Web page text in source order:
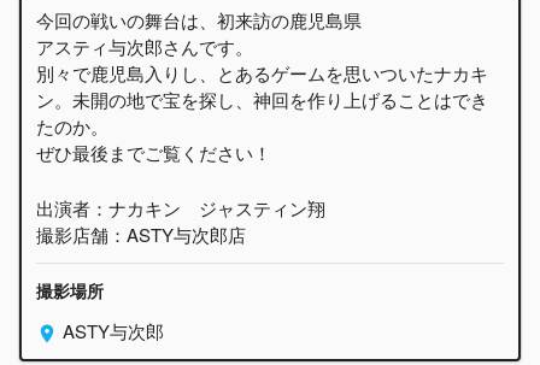
今回の戦いの舞台は、初来訪の鹿児島県
アスティ与次郎さんです。
別々で鹿児島入りし、とあるゲームを思いついたナカキ
ン。未開の地で宝を探し、神回を作り上げることはでき
たのか。
ぜひ最後までご覧ください！
出演者：ナカキン ジャスティン翔
撮影店舗：ASTY与次郎店
撮影場所
ASTY与次郎